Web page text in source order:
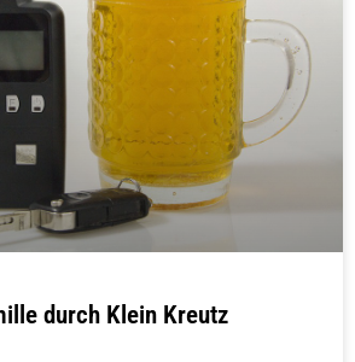
durch Klein Kreutz